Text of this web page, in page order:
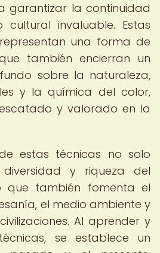
garantizar la continuidad
invaluable. Estas
una forma de
también encierran un
sobre la naturaleza,
y la química del color,
y valorado en la
estas técnicas no solo
y riqueza del
que también fomenta el
el medio ambiente y
Al aprender y
se establece un